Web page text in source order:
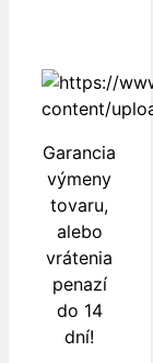
Garancia
výmeny
tovaru,
alebo
vrátenia
penazí
do 14
dní!